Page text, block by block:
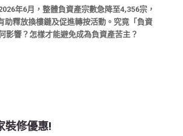
年6月，整體負資產宗數急降至4,356宗，
助釋放換樓鏈及促進轉按活動。究竟「負資
影響？怎樣才能避免成為負資產苦主？
裝修優惠!